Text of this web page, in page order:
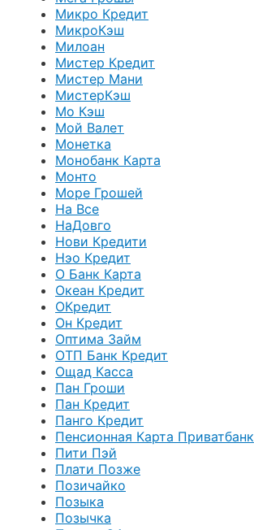
Микро Кредит
МикроКэш
Милоан
Мистер Кредит
Мистер Мани
МистерКэш
Мо Кэш
Мой Валет
Монетка
Монобанк Карта
Монто
Море Грошей
На Все
НаДовго
Нови Кредити
Нэо Кредит
О Банк Карта
Океан Кредит
ОКредит
Он Кредит
Оптима Займ
ОТП Банк Кредит
Ощад Касса
Пан Гроши
Пан Кредит
Панго Кредит
Пенсионная Карта Приватбанк
Пити Пэй
Плати Позже
Позичайко
Позыка
Позычка